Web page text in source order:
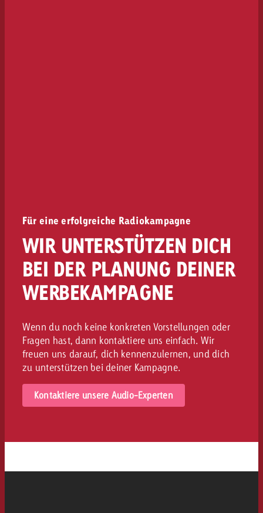
Für eine erfolgreiche Radiokampagne
WIR UNTERSTÜTZEN DICH
BEI DER PLANUNG DEINER
WERBEKAMPAGNE
Wenn du noch keine konkreten Vorstellungen oder
Fragen hast, dann kontaktiere uns einfach. Wir
freuen uns darauf, dich kennenzulernen, und dich
zu unterstützen bei deiner Kampagne.
Kontaktiere unsere Audio-Experten